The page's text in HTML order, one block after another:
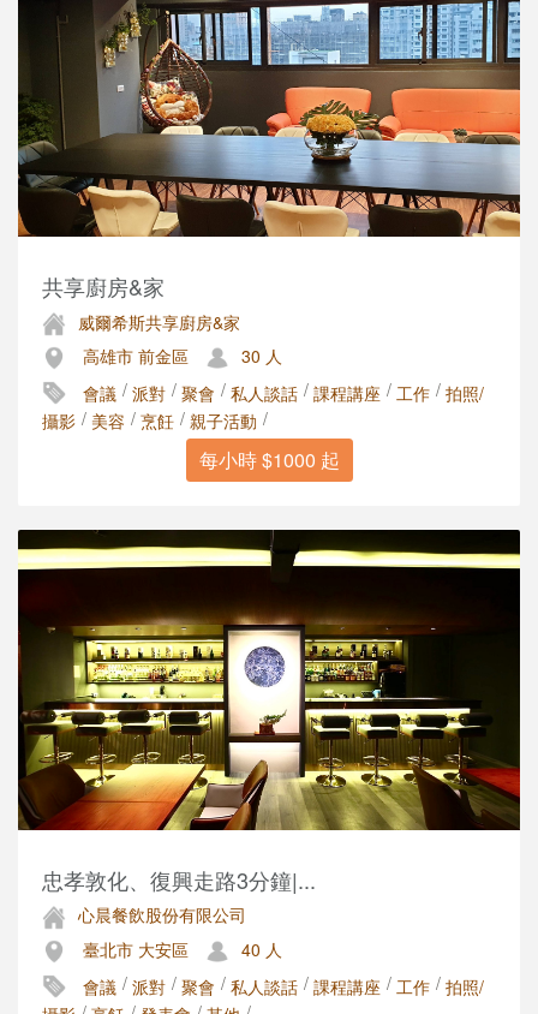
共享廚房&家
威爾希斯共享廚房&家
高雄市 前金區
30 人
會議 / 派對 / 聚會 / 私人談話 / 課程講座 / 工作 / 拍照/
攝影 / 美容 / 烹飪 / 親子活動 /
每小時 $1000 起
忠孝敦化、復興走路3分鐘|...
心晨餐飲股份有限公司
臺北市 大安區
40 人
會議 / 派對 / 聚會 / 私人談話 / 課程講座 / 工作 / 拍照/